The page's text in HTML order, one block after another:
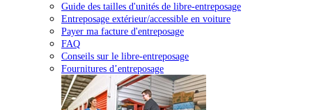
Guide des tailles d'unités de libre-entreposage
Entreposage extérieur/accessible en voiture
Payer ma facture d'entreposage
FAQ
Conseils sur le libre-entreposage
Fournitures d’entreposage